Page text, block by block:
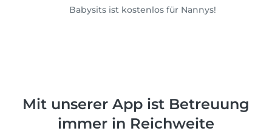
Babysits ist kostenlos für Nannys!
Mit unserer App ist Betreuung
immer in Reichweite